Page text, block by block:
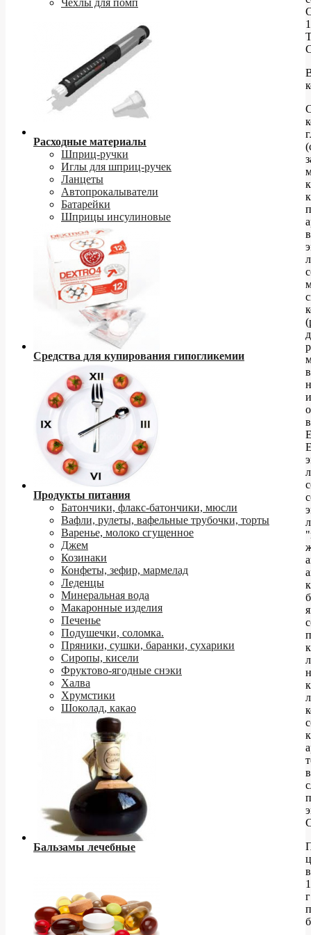
Расходные материалы
Шприц-ручки
Иглы для шприц-ручек
Ланцеты
Автопрокалыватели
Батарейки
Шприцы инсулиновые
Средства для купирования гипогликемии
Продукты питания
Батончики, флакс-батончики, мюсли
Вафли, рулеты, вафельные трубочки, торты
Варенье, молоко сгущенное
Джем
Козинаки
Конфеты, зефир, мармелад
Леденцы
Минеральная вода
Макаронные изделия
Печенье
Подушечки, соломка.
Пряники, сушки, баранки, сухарики
Сиропы, кисели
Фруктово-ягодные снэки
Халва
Хрумстики
Шоколад, какао
Бальзамы лечебные
в
и
в
г